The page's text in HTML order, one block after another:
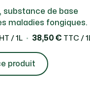
substance de base
maladies fongiques.
HT / 1L 38,50 € TTC / 1L
produit